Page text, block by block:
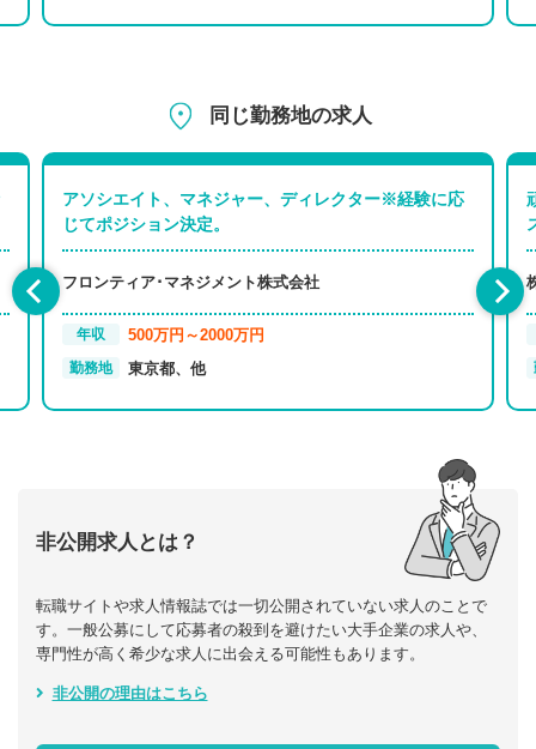
同じ勤務地の求人
アソシエイト、マネジャー、ディレクター※経験に応
じてポジション決定。
フロンティア･マネジメント株式会社
年収 500万円～2000万円
勤務地 東京都、他
非公開求人とは？
転職サイトや求人情報誌では一切公開されていない求人のことで
す。一般公募にして応募者の殺到を避けたい大手企業の求人や、
専門性が高く希少な求人に出会える可能性もあります。
非公開の理由はこちら